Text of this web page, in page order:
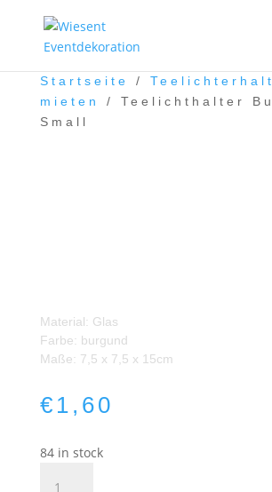
Startseite /
mieten
/ Teelichthalter
Small
Material: Glas
Farbe: burgund
Maße: 7,5 x 7,5 x 15cm
€ 1,60
84 in stock